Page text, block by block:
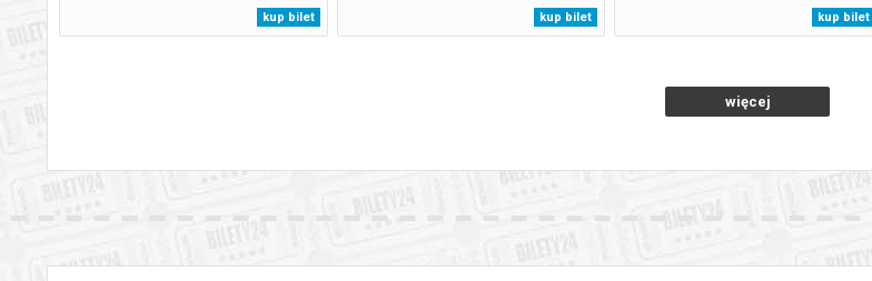
kup bilet
kup bilet
kup bilet
więcej